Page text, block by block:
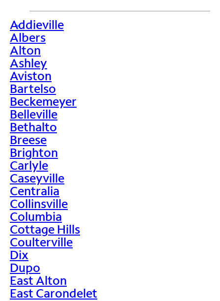
>
Addieville
Albers
Alton
Ashley
Aviston
Bartelso
Beckemeyer
Belleville
Bethalto
Breese
Brighton
Carlyle
Caseyville
Centralia
Collinsville
Columbia
Cottage Hills
Coulterville
Dix
Dupo
East Alton
East Carondelet